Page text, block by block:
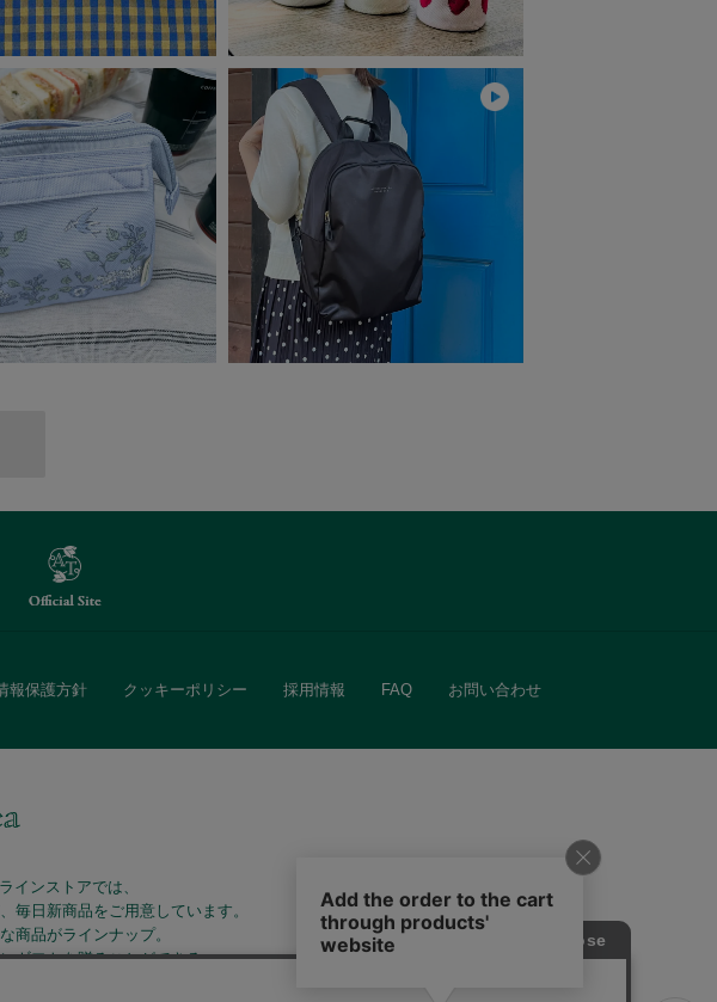
報保護方針 クッキーポリシー 採用情報 FAQ お問い合わせ
インストアでは、
毎日新商品をご用意しています。
商品がラインナップ。
ギフトを贈ることができる